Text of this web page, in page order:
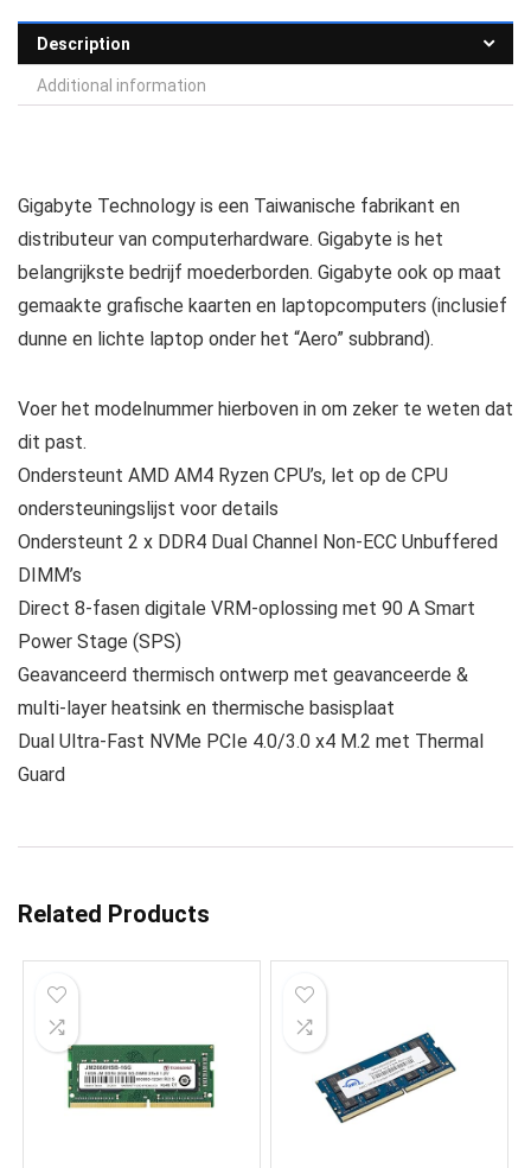
Description
Additional information
Gigabyte Technology is een Taiwanische fabrikant en
distributeur van computerhardware. Gigabyte is het
belangrijkste bedrijf moederborden. Gigabyte ook op maat
gemaakte grafische kaarten en laptopcomputers (inclusief
dunne en lichte laptop onder het “Aero” subbrand).
Voer het modelnummer hierboven in om zeker te weten dat
dit past.
Ondersteunt AMD AM4 Ryzen CPU’s, let op de CPU
ondersteuningslijst voor details
Ondersteunt 2 x DDR4 Dual Channel Non-ECC Unbuffered
DIMM’s
Direct 8-fasen digitale VRM-oplossing met 90 A Smart
Power Stage (SPS)
Geavanceerd thermisch ontwerp met geavanceerde &
multi-layer heatsink en thermische basisplaat
Dual Ultra-Fast NVMe PCIe 4.0/3.0 x4 M.2 met Thermal
Guard
Related Products